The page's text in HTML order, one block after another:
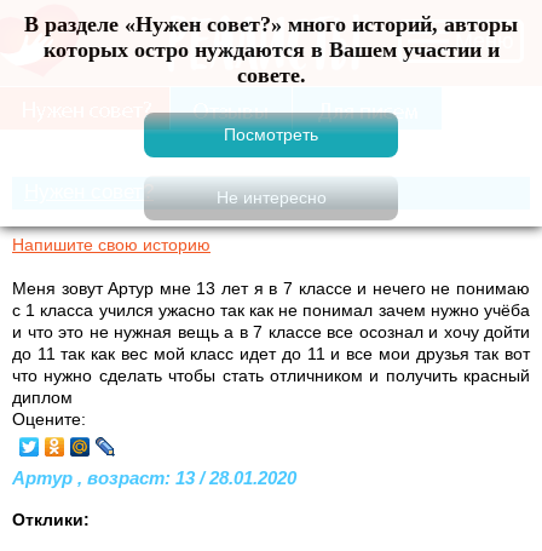
В разделе «Нужен совет?» много историй, авторы
которых остро нуждаются в Вашем участии и
совете.
Меню
Нужен совет?
Напишите свою историю
Меня зовут Артур мне 13 лет я в 7 классе и нечего не понимаю
с 1 класса учился ужасно так как не понимал зачем нужно учёба
и что это не нужная вещь а в 7 классе все осознал и хочу дойти
до 11 так как вес мой класс идет до 11 и все мои друзья так вот
что нужно сделать чтобы стать отличником и получить красный
диплом
Оцените:
Артур , возраст: 13 / 28.01.2020
Отклики: